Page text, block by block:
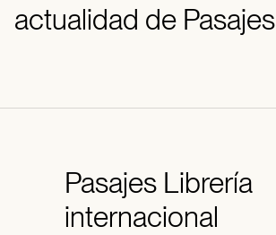
actualidad de Pasajes
PasajesLibrería
internacional